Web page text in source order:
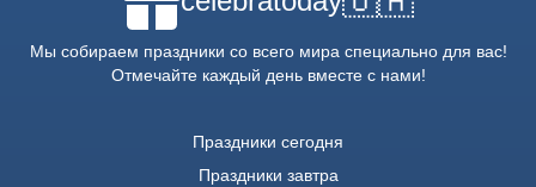
Мы собираем праздники со всего мира специально для вас!
Отмечайте каждый день вместе с нами!
Праздники сегодня
Праздники завтра